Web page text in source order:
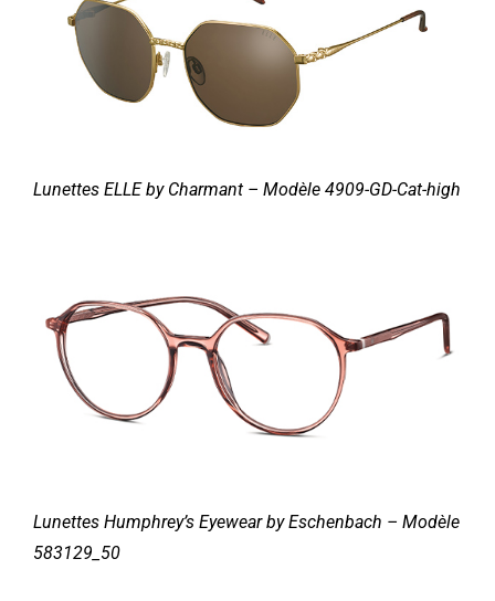
Lunettes ELLE by Charmant – Modèle 4909-GD-Cat-high
Lunettes Humphrey’s Eyewear by Eschenbach – Modèle
583129_50